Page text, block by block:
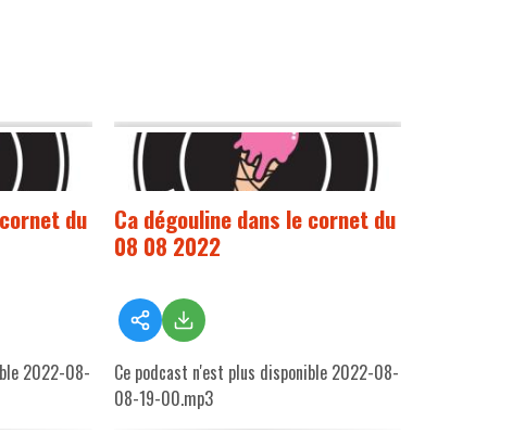
du
2022-08-
Ca dégouline dans le cornet du
08 08 2022
Ce podcast n'est plus disponible 2022-08-
08-19-00.mp3